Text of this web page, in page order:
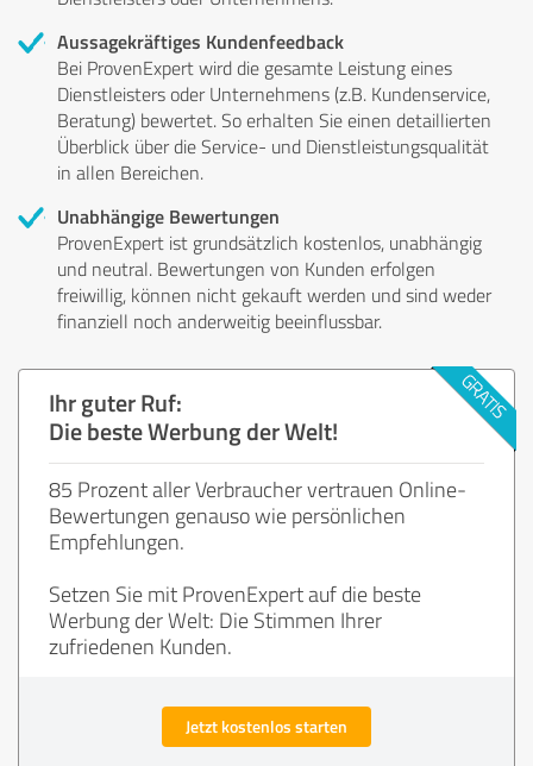
Aussagekräftiges Kundenfeedback
Bei ProvenExpert wird die gesamte Leistung eines
Dienstleisters oder Unternehmens (z.B. Kundenservice,
Beratung) bewertet. So erhalten Sie einen detaillierten
Überblick über die Service- und Dienstleistungsqualität
in allen Bereichen.
Unabhängige Bewertungen
ProvenExpert ist grundsätzlich kostenlos, unabhängig
und neutral. Bewertungen von Kunden erfolgen
freiwillig, können nicht gekauft werden und sind weder
finanziell noch anderweitig beeinflussbar.
Ihr guter Ruf:
Die beste Werbung der Welt!
85 Prozent aller Verbraucher vertrauen Online-
Bewertungen genauso wie persönlichen
Empfehlungen.
Setzen Sie mit ProvenExpert auf die beste
Werbung der Welt: Die Stimmen Ihrer
zufriedenen Kunden.
Jetzt kostenlos starten